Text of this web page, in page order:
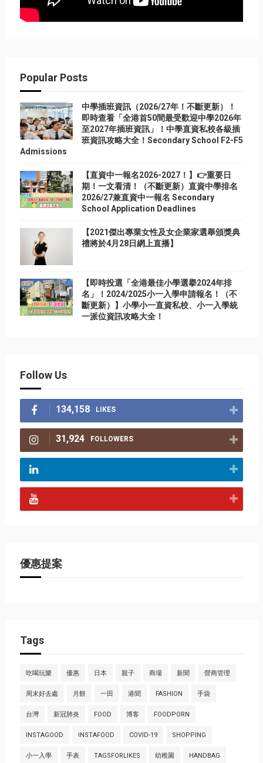
Popular Posts
中學插班資訊（2026/27年！不斷更新）！
即時查看「全港首50間最受歡迎中學2026年
至2027年插班資訊」！中學直資私校各級插
班資訊攻略大全！Secondary School F2-F5
Admissions
【直資中一報名2026-2027！】👉重要日
期！一文看清！（不斷更新）直資中學排名
2026/27兼直資中一報名 Secondary
School Application Deadlines
【2021傑出專業女性及女企業家選舉頒獎典
禮將於4月28日網上直播】
【即時投選「全港最佳小學選擧2024年排
名」！2024/2025小一入學申請報名！（不
斷更新）】小學小一直資私校、小一入學統
一派位資訊攻略大全！
Follow Us
134,158 LIKES
31,924 FOLLOWERS
優惠提案
Tags
吃喝玩樂 優惠 日本 親子 商場 新聞 營商管理
周末好去處 月餅 一田 港聞 FASHION 手袋
台灣 新冠肺炎 FOOD 博客 FOODPORN
INSTAGOOD INSTAFOOD COVID-19 SHOPPING
小一入學 手表 TAGSFORLIKES 幼稚園 HANDBAG